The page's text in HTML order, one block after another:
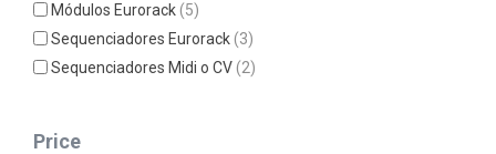
Módulos Eurorack(5)
Sequenciadores Eurorack(3)
Sequenciadores Midi o CV(2)
Price